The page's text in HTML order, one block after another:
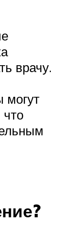
врачу.
могут
что